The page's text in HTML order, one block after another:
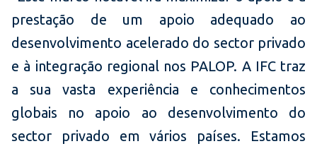
prestação de um apoio adequado ao
desenvolvimento acelerado do sector privado
e à integração regional nos PALOP. A IFC traz
a sua vasta experiência e conhecimentos
globais no apoio ao desenvolvimento do
sector privado em vários países. Estamos